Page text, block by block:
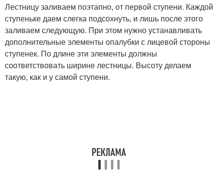
Лестницу заливаем поэтапно, от первой ступени. Каждой
ступеньке даем слегка подсохнуть, и лишь после этого
заливаем следующую. При этом нужно устанавливать
дополнительные элементы опалубки с лицевой стороны
ступенек. По длине эти элементы должны
соответствовать ширине лестницы. Высоту делаем
такую, как и у самой ступени.